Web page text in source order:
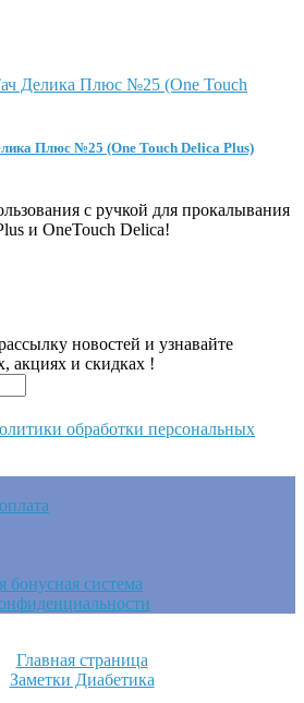
Плюс №25 (One Touch Delica Plus)
с ручкой для прокалывания
и OneTouch Delica!
новостей и узнавайте
акциях и скидках !
обработки персональных
бонусная система
Главная страница
Заметки Диабетика